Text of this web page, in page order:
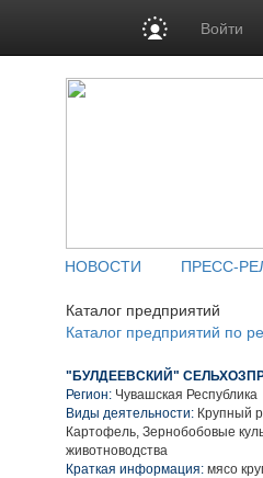
Войти
НОВОСТИ ПРЕСС-
Каталог предприятий
Каталог предприятий по
"БУЛДЕЕВСКИЙ"
Регион: Чувашская Республика
Виды деятельности: Крупный
Картофель, Зернобобовые
животноводства
Краткая информация: мясо